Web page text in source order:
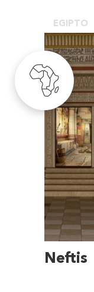
EGIPTO
Neftis